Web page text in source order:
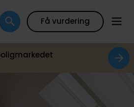
Få vurdering
Kort Beregn boliglån